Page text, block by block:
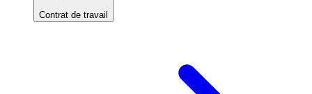
Contrat de travail